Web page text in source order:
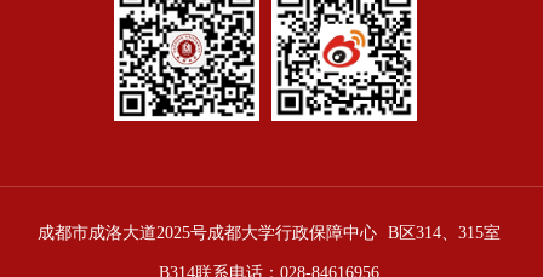
成都市成洛大道2025号成都大学行政保障中心 B区314、315室
B314联系电话：028-84616956